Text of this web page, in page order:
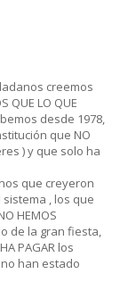
creemos
QUE LO QUE
desde 1978,
que NO
) y que solo ha
que creyeron
, los que
HEMOS
de la gran fiesta,
PAGAR los
han estado